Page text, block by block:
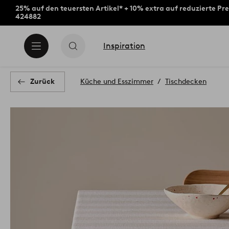
25% auf den teuersten Artikel* + 10% extra auf reduzierte
424882
Inspiration
Zurück Küche und Esszimmer Tischdecken